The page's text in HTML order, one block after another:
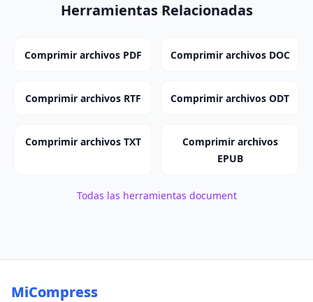
Herramientas Relacionadas
Comprimir archivos PDF Comprimir archivos DOC
Comprimir archivos RTF Comprimir archivos ODT
Comprimir archivos TXT
Comprimir archivos
EPUB
Todas las herramientas document
MiCompress